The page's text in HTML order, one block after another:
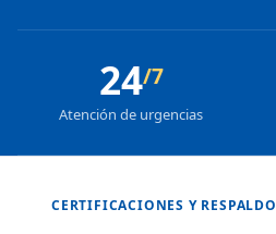
24/7
Atención de urgencias
CERTIFICACIONES Y RESPALDO